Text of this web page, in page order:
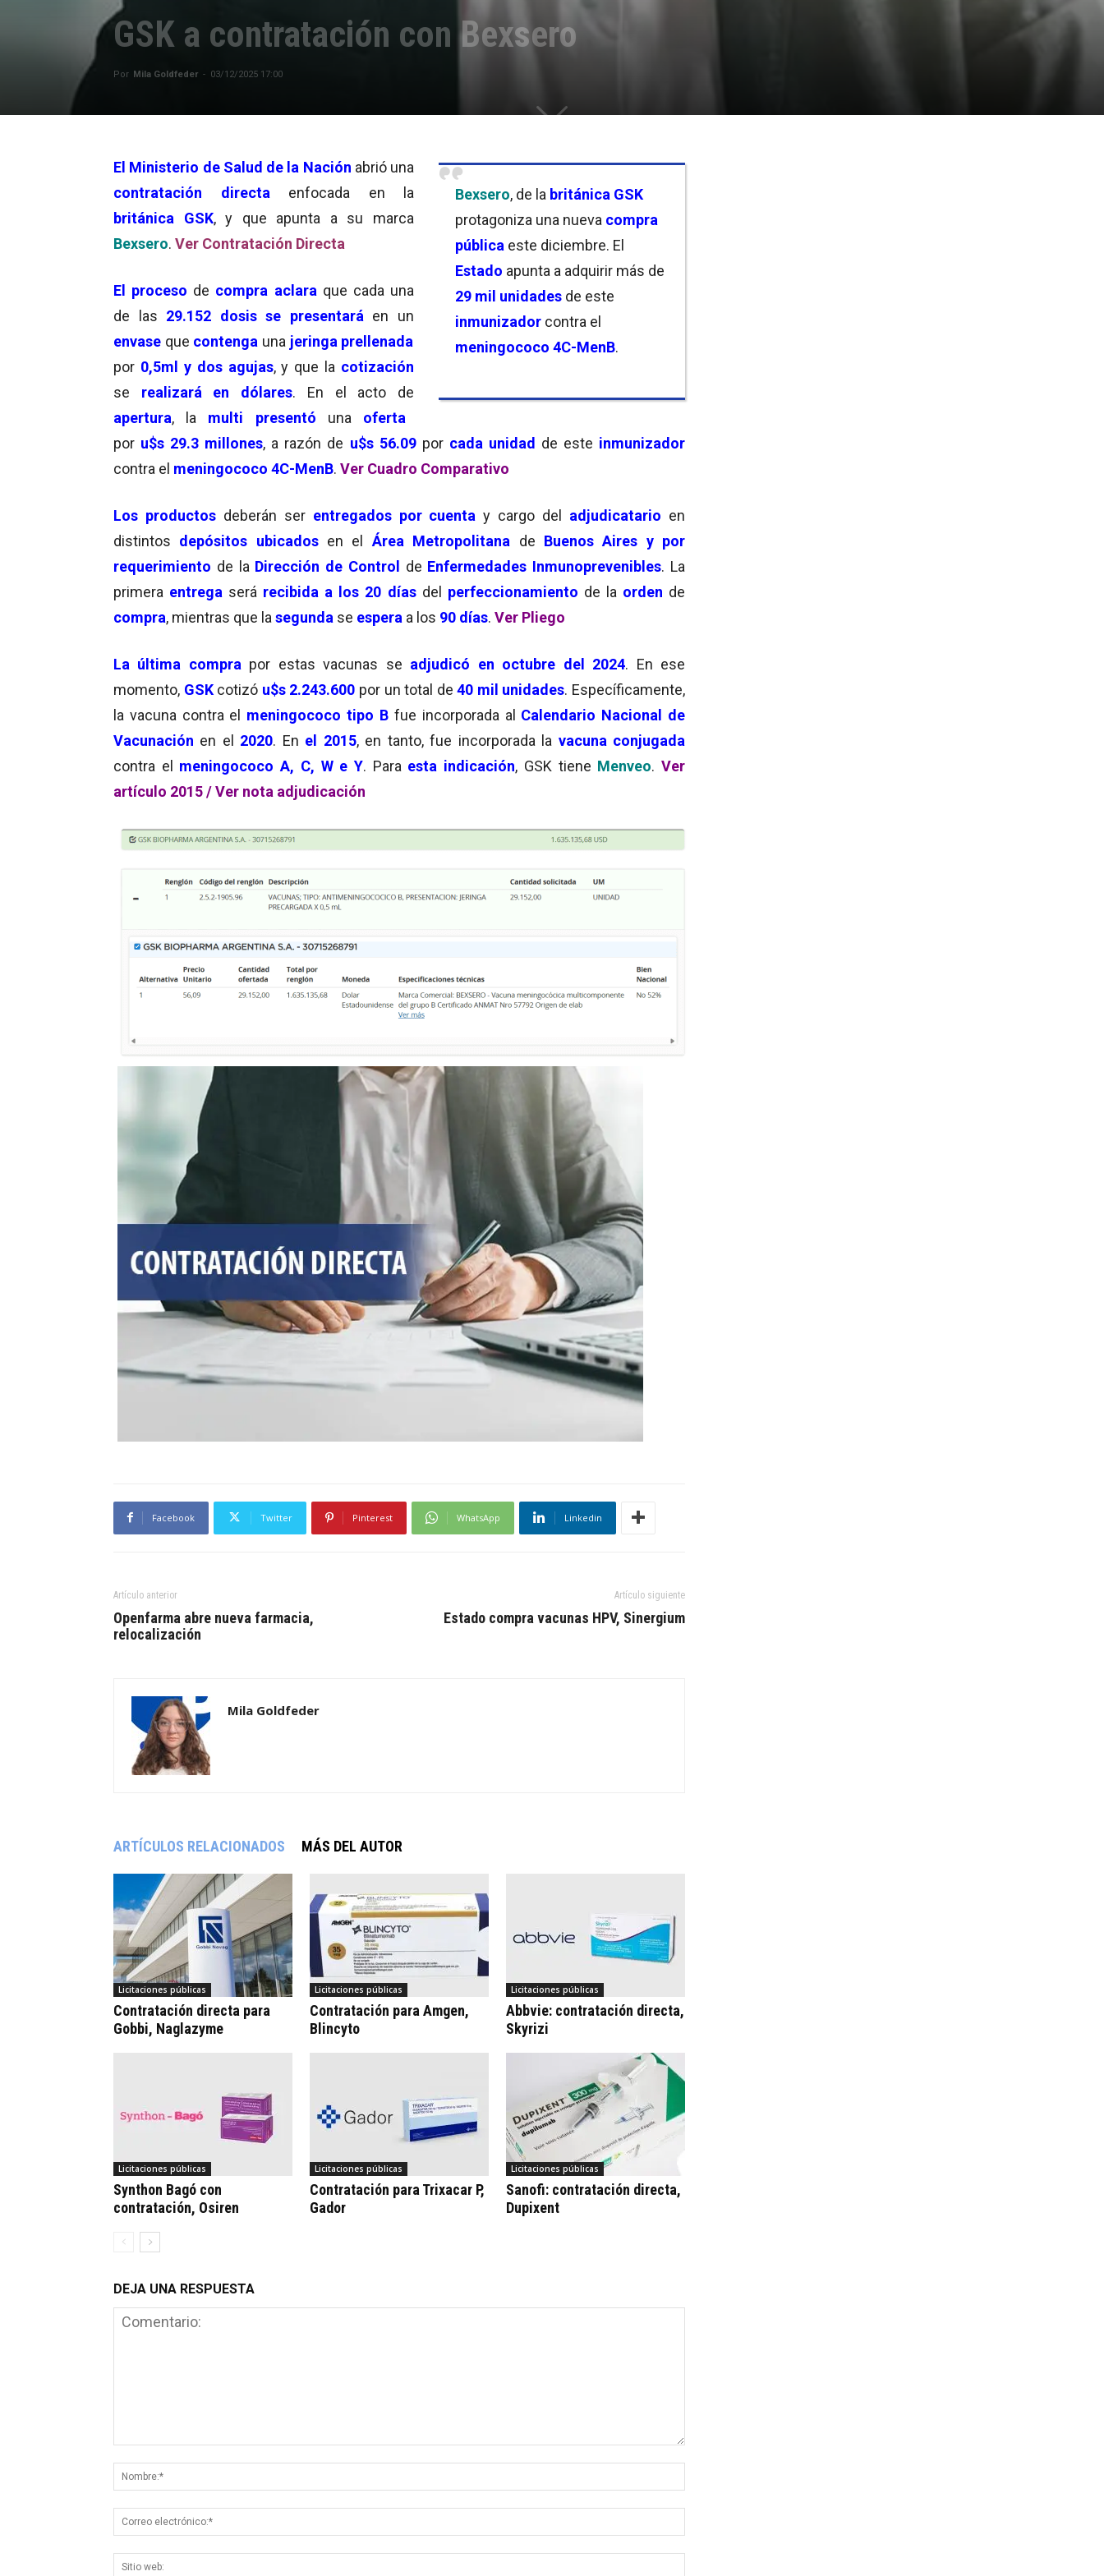
GSK a contratación con Bexsero
Por Mila Goldfeder - 03/12/2025 17:00
Bexsero, de la británica GSK
protagoniza una nueva compra
pública este diciembre. El
Estado apunta a adquirir más de
29 mil unidades de este
inmunizador contra el
meningococo 4C-MenB.
El Ministerio de Salud de la Nación abrió una
contratación directa enfocada en la
británica GSK, y que apunta a su marca
Bexsero. Ver Contratación Directa
El proceso de compra aclara que cada una
de las 29.152 dosis se presentará en un
envase que contenga una jeringa prellenada
por 0,5ml y dos agujas, y que la cotización
se realizará en dólares. En el acto de
apertura, la multi presentó una oferta
por u$s 29.3 millones, a razón de u$s 56.09 por cada unidad de este inmunizador
contra el meningococo 4C-MenB. Ver Cuadro Comparativo
Los productosdeberán serentregados por cuentay cargo del adjudicatario en
distintos depósitos ubicados en el Área Metropolitana de Buenos Aires y por
requerimiento de la Dirección de Control de Enfermedades Inmunoprevenibles. La
primera entrega será recibida a los 20 días del perfeccionamiento de la orden de
compra, mientras que la segunda se espera a los 90 días. Ver Pliego
La última compra por estas vacunas se adjudicó en octubre del 2024. En ese
momento, GSKcotizó u$s 2.243.600 por un total de40 mil unidades. Específicamente,
la vacuna contra el meningococo tipo B fue incorporada al Calendario Nacional de
Vacunación en el 2020. En el 2015, en tanto, fue incorporada la vacuna conjugada
contra el meningococo A, C, W e Y. Para esta indicación, GSK tiene Menveo. Ver
artículo 2015 /Ver nota adjudicación
Facebook Twitter Pinterest WhatsApp Linkedin
Artículo anterior
Openfarma abre nueva farmacia,
relocalización
Artículo siguiente
Estado compra vacunas HPV, Sinergium
Mila Goldfeder
ARTÍCULOS RELACIONADOS MÁS DEL AUTOR
Licitaciones públicas
Contratación directa para
Gobbi, Naglazyme
Licitaciones públicas
Contratación para Amgen,
Blincyto
Licitaciones públicas
Abbvie: contratación directa,
Skyrizi
Licitaciones públicas
Synthon Bagó con
contratación, Osiren
Licitaciones públicas
Contratación para Trixacar P,
Gador
Licitaciones públicas
Sanofi: contratación directa,
Dupixent
DEJA UNA RESPUESTA